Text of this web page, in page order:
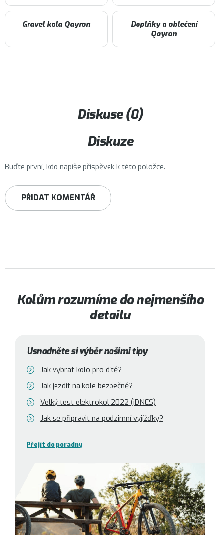
Gravel kola Qayron
Doplňky a oblečení
Qayron
Diskuse (0)
Diskuze
Buďte první, kdo napíše příspěvek k této položce.
PŘIDAT KOMENTÁŘ
Kolům rozumíme do nejmenšího
detailu
Usnadněte si výběr našimi tipy
Jak vybrat kolo pro dítě?
Jak jezdit na kole bezpečně?
Velký test elektrokol 2022 (iDNES)
Jak se připravit na podzimní vyjížďky?
Přejít do poradny